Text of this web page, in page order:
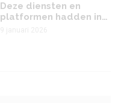
Deze diensten en
platformen hadden in